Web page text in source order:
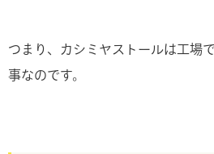
つまり、カシミヤストールは工場
事なのです。